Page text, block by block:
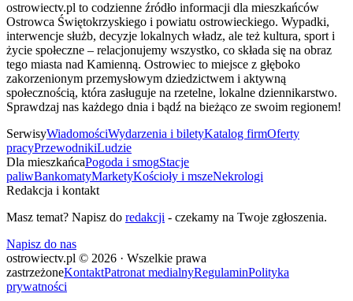
ostrowiectv.pl to codzienne źródło informacji dla mieszkańców
Ostrowca Świętokrzyskiego i powiatu ostrowieckiego. Wypadki,
interwencje służb, decyzje lokalnych władz, ale też kultura, sport i
życie społeczne – relacjonujemy wszystko, co składa się na obraz
tego miasta nad Kamienną. Ostrowiec to miejsce z głęboko
zakorzenionym przemysłowym dziedzictwem i aktywną
społecznością, która zasługuje na rzetelne, lokalne dziennikarstwo.
Sprawdzaj nas każdego dnia i bądź na bieżąco ze swoim regionem!
SerwisyWiadomościWydarzenia i biletyKatalog firmOferty
pracyPrzewodnikiLudzie
Dla mieszkańcaPogoda i smogStacje
paliwBankomatyMarketyKościoły i mszeNekrologi
Redakcja i kontakt
Masz temat? Napisz do redakcji - czekamy na Twoje zgłoszenia.
Napisz do nas
ostrowiectv.pl © 2026 · Wszelkie prawa
zastrzeżoneKontaktPatronat medialnyRegulaminPolityka
prywatności